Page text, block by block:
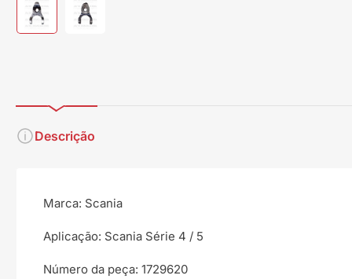
Carregar
imagem
Carregar
Descrição
Marca: Scania
Aplicação: Scania Série 4 / 5
Número da peça: 1729620